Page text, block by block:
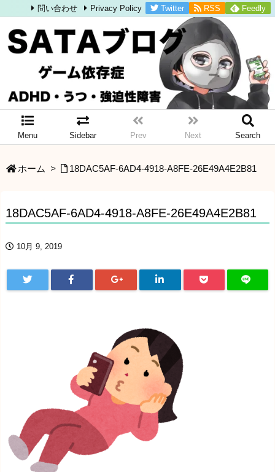
Menu Sidebar Prev Next Search
問い合わせ Privacy Policy Twitter RSS Feedly
ホーム > 18DAC5AF-6AD4-4918-A8FE-26E49A4E2B81
18DAC5AF-6AD4-4918-A8FE-26E49A4E2B81
10月 9, 2019